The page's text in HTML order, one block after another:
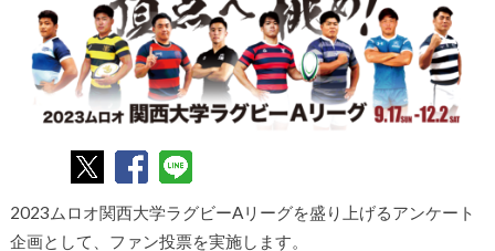
2023ムロオ関西大学ラグビーAリーグを盛り上げるアンケート
企画として、ファン投票を実施します。